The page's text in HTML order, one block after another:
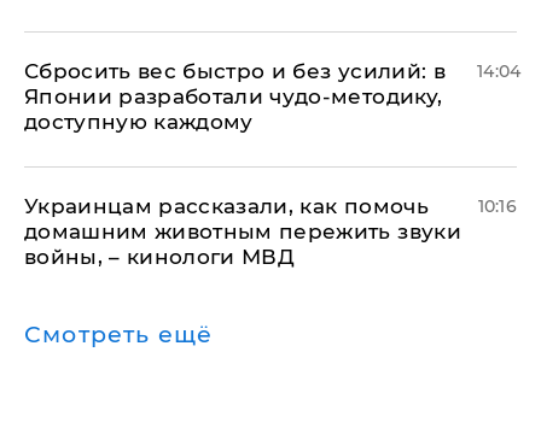
Сбросить вес быстро и без усилий: в
Японии разработали чудо-методику,
доступную каждому
14:04
Украинцам рассказали, как помочь
домашним животным пережить звуки
войны, – кинологи МВД
10:16
Смотреть ещё